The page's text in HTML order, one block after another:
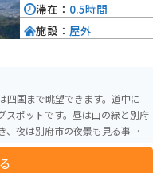
四国まで眺望できます。道中に
スポットです。昼は山の緑と別府
、夜は別府市の夜景も見る事が
滞在： 0.5時間
施設： 屋外